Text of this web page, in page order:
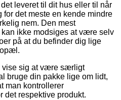
leveret til dit hus eller til når
det meste en kende mindre
nem. Den mest
ikke modsiges at være selv
på at du befinder dig lige
vise sig at være særligt
bruge din pakke lige om lidt,
man kontrollerer
det respektive produkt.